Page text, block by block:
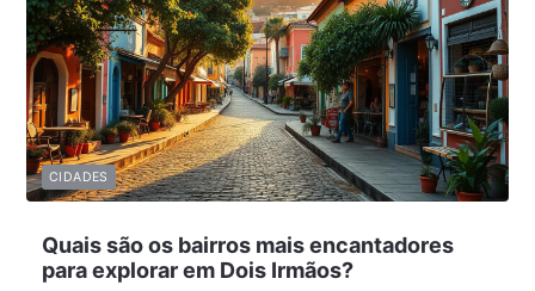
Quais são os bairros mais encantadores
para explorar em Dois Irmãos?
CIDADES